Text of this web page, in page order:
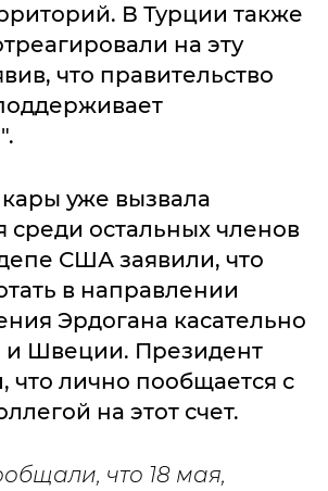
В Турции также
на эту
что правительство
уже вызвала
среди остальных членов
США заявили, что
в направлении
Эрдогана касательно
Швеции. Президент
что лично пообщается с
на этот счет.
что 18 мая,